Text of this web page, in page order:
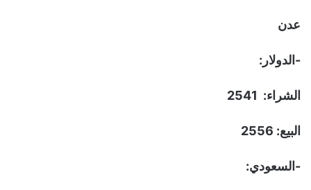
عدن
-الدولار:
الشراء: 2541
البيع: 2556
-السعودي: